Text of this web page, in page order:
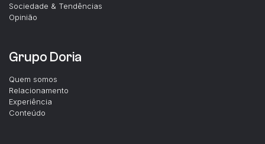
Sociedade & Tendências
Opinião
Grupo Doria
Quem somos
Relacionamento
Experiência
Conteúdo